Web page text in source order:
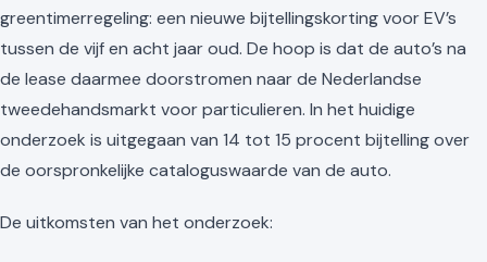
greentimerregeling: een nieuwe bijtellingskorting voor EV’s
tussen de vijf en acht jaar oud. De hoop is dat de auto’s na
de lease daarmee doorstromen naar de Nederlandse
tweedehandsmarkt voor particulieren. In het huidige
onderzoek is uitgegaan van 14 tot 15 procent bijtelling over
de oorspronkelijke cataloguswaarde van de auto.
De uitkomsten van het onderzoek: